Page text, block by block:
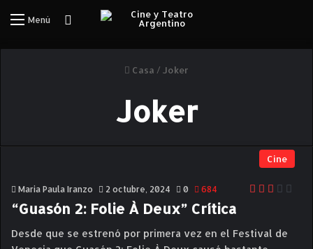
Menú Iniciar Sesión
Casa / Joker
Joker
Cine
Maria Paula Iranzo 2 octubre, 2024 0 684
“Guasón 2: Folie À Deux” Crítica
Desde que se estrenó por primera vez en el Festival de